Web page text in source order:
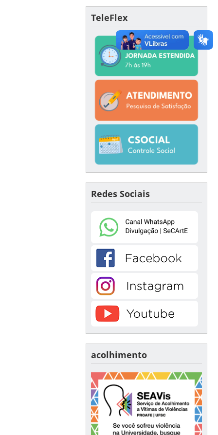
TeleFlex
Redes Sociais
acolhimento